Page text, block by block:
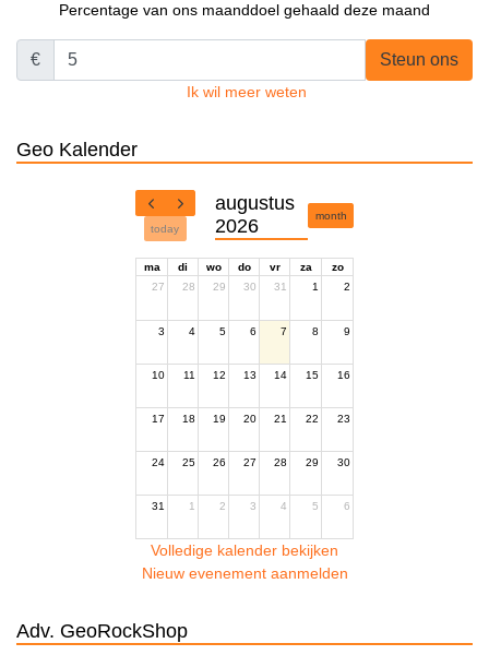
Percentage van ons maanddoel gehaald deze maand
€ Steun ons
Ik wil meer weten
Geo Kalender
today
augustus
2026
month
ma di wo do vr za
zo
27
28 29 30 31 1 2
3 4 5 6 7 8 9
10 11 12 13 14 15 16
17 18 19 20 21 22 23
24 25 26 27 28 29 30
31 1 2 3 4 5 6
Volledige kalender bekijken
Nieuw evenement aanmelden
Adv. GeoRockShop